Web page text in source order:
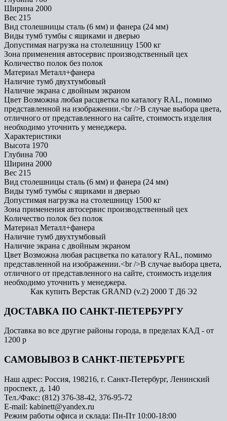
Ширина 2000
Вес 215
Вид столешницы сталь (6 мм) и фанера (24 мм)
Виды тумб тумбы с ящиками и дверью
Допустимая нагрузка на столешницу 1500 кг
Зона применения автосервис производственный цех
Количество полок без полок
Материал Металл+фанера
Наличие тумб двухтумбовый
Наличие экрана с двойным экраном
Цвет Возможна любая расцветка по каталогу RAL, помимо
представленной на изображении.<br />В случае выбора цвета,
отличного от представленного на сайте, стоимость изделия
необходимо уточнить у менеджера.
Характеристики
Высота 1970
Глубина 700
Ширина 2000
Вес 215
Вид столешницы сталь (6 мм) и фанера (24 мм)
Виды тумб тумбы с ящиками и дверью
Допустимая нагрузка на столешницу 1500 кг
Зона применения автосервис производственный цех
Количество полок без полок
Материал Металл+фанера
Наличие тумб двухтумбовый
Наличие экрана с двойным экраном
Цвет Возможна любая расцветка по каталогу RAL, помимо
представленной на изображении.<br />В случае выбора цвета,
отличного от представленного на сайте, стоимость изделия
необходимо уточнить у менеджера.
Как купить Верстак GRAND (v.2) 2000 Т Д6 Э2
ДОСТАВКА ПО САНКТ-ПЕТЕРБУРГУ
Доставка во все другие районы города, в пределах КАД - от
1200 р
САМОВЫВОЗ В САНКТ-ПЕТЕРБУРГЕ
Наш адрес: Россия, 198216, г. Санкт-Петербург, Ленинский
проспект, д. 140
Тел./Факс: (812) 376-38-42, 376-95-72
E-mail: kabinett@yandex.ru
Режим работы офиса и склада: Пн-Пт 10:00-18:00